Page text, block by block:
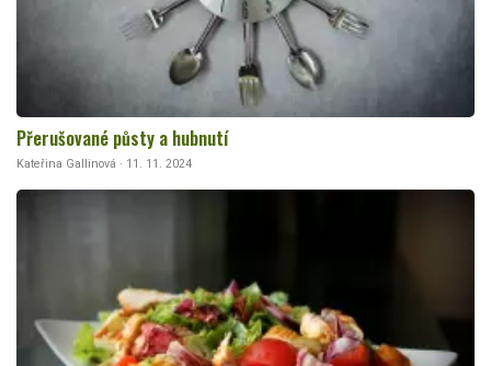
Přerušované půsty a hubnutí
Kateřina Gallinová · 11. 11. 2024